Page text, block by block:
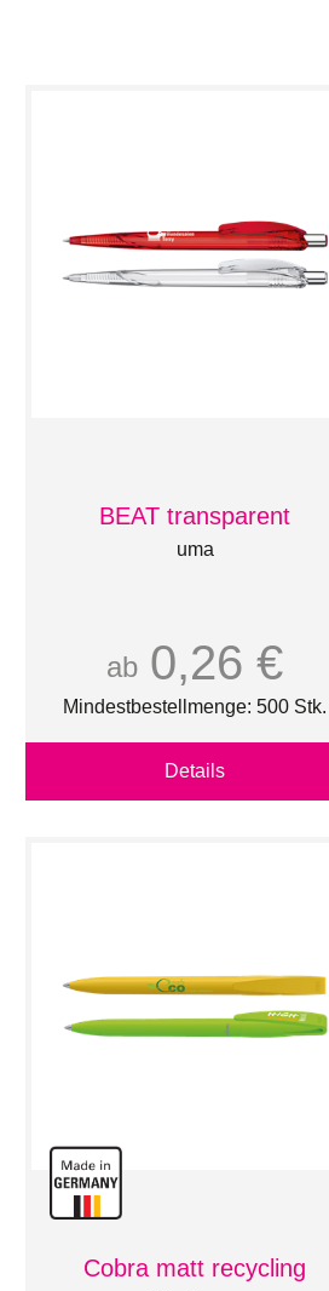
BEAT transparent
uma
ab 0,26 €
Mindestbestellmenge: 500 Stk.
Details
Cobra matt recycling